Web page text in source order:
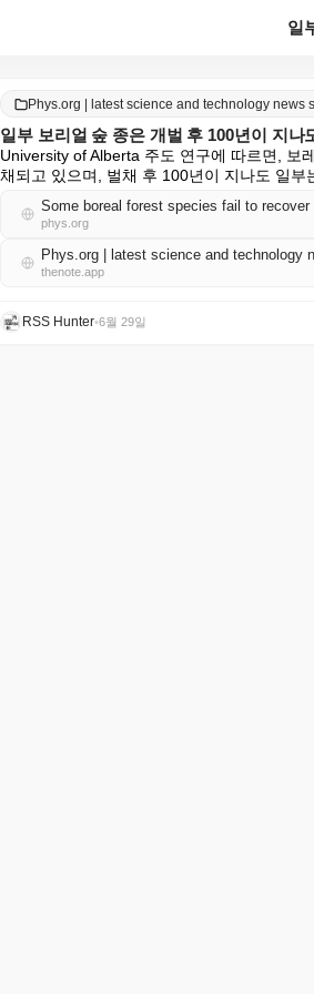
Phys.org | latest science and technology news
일부 보리얼 숲 종은 개벌 후 100년이 지나
University of Alberta 주도 연구에 따르면, 보
채되고 있으며, 벌채 후 100년이 지나도 일부
Some boreal forest species fail to
phys.org
Phys.org | latest science and technology
thenote.app
RSS Hunter•6월 29일